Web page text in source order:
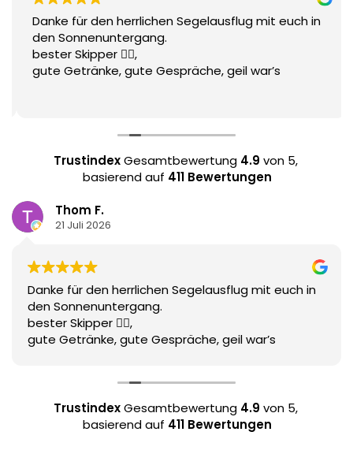
Danke für den herrlichen Segelausflug mit euch in
den Sonnenuntergang.
bester Skipper 👌🏻,
gute Getränke, gute Gespräche, geil war’s
TrustindexGesamtbewertung 4.9 von 5,
basierend auf 411 Bewertungen
Thom F.
21 Juli 2026
Danke für den herrlichen Segelausflug mit euch in
den Sonnenuntergang.
bester Skipper 👌🏻,
gute Getränke, gute Gespräche, geil war’s
TrustindexGesamtbewertung 4.9 von 5,
basierend auf 411 Bewertungen